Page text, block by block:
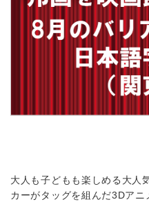
大人も子どもも楽しめる大人
カーがタッグを組んだ3Dア